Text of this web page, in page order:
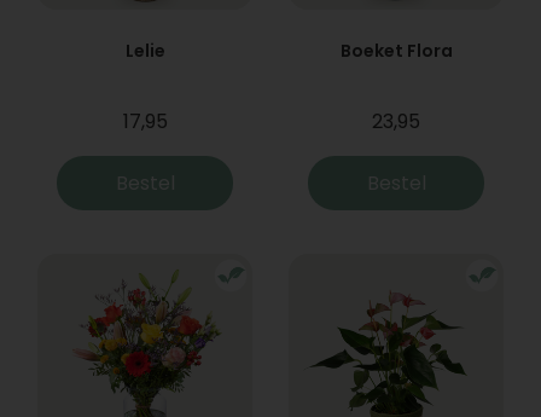
Lelie
17,95
Bestel
Boeket Flora
23,95
Bestel